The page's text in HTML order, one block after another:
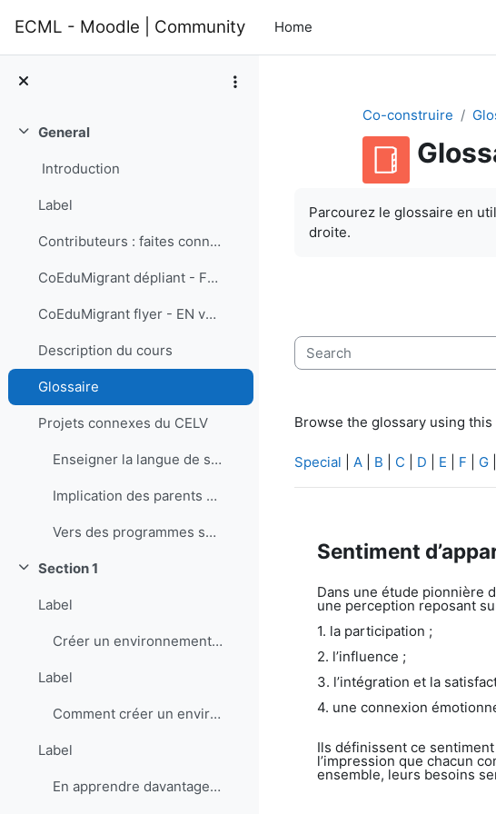
ECML - Moodle | Community Home
Collapse
General
Introduction
Label
Contributeurs : faites connaissance avec les membres de l’équipe
CoEduMigrant dépliant - FR version
CoEduMigrant flyer - EN version
Description du cours
Glossaire
Projets connexes du CELV
Enseigner la langue de scolarisation en contexte d...
Implication des parents dans l’éducation pluriling...
Vers des programmes scolaires complets (PluCur) EN...
Collapse
Section 1
Label
Créer un environnement d'apprentissage inclusif
Label
Comment créer un environnement d'apprentissage inclusif
Label
En apprendre davantage sur la création d’un environnement d’apprentissage inclusif
Co-construire
Parcourez le glossaire en
droite.
Search
Browse the glossary using this
Special A B C D E F G
Sentiment
Dans une étude pionnière
une perception reposant
1. la participation ;
2. l’influence ;
3. l’intégration et la
4. une connexion
Ils définissent ce
l’impression que chacun
ensemble, leurs besoins